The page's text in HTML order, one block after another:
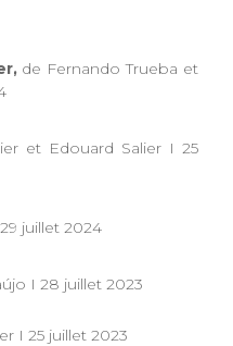
de Fernando Trueba et
et Edouard Salier I 25
juillet 2024
I 28 juillet 2023
I 25 juillet 2023